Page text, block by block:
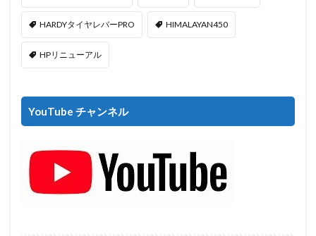
HARDYタイヤレバーPRO HIMALAYAN450
HPリニューアル
YouTube チャンネル